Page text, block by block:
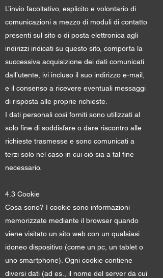
L’invio facoltativo, esplicito e volontario di
comunicazioni a mezzo di moduli di contatto
presenti sul sito o di posta elettronica agli
indirizzi indicati su questo sito, comporta la
successiva acquisizione dei dati comunicati
dall’utente, ivi incluso il suo indirizzo e-mail,
e il consenso a ricevere eventuali messaggi
di risposta alle proprie richieste.
I dati personali così forniti sono utilizzati al
solo fine di soddisfare o dare riscontro alle
richieste trasmesse e sono comunicati a
terzi solo nel caso in cui ciò sia a tal fine
necessario.
4.3 Cookie
Cosa sono? I cookie sono informazioni
memorizzate mediante il browser quando
viene visitato un sito web con un qualsiasi
idoneo dispositivo (come un pc, un tablet o
uno smartphone). Ogni cookie contiene
diversi dati (ad es., il nome del server da cui